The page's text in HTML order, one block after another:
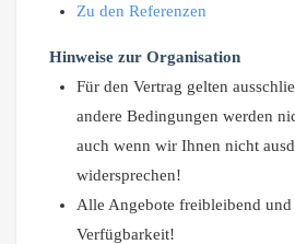
Zu den Referenzen
Hinweise zur Organisation
Für den Vertrag gelten
andere Bedingungen werden
auch wenn wir Ihnen nicht
widersprechen!
Alle Angebote freibleibend und
Verfügbarkeit!